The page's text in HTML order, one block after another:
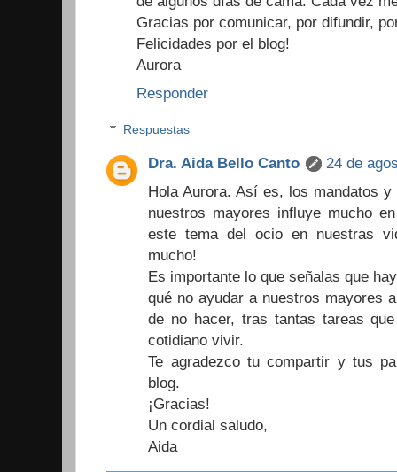
Gracias por comunicar, por difundir,
Felicidades por el blog!
Aurora
Responder
Respuestas
Dra. Aida Bello Canto
24 de
Hola Aurora. Así es, los mandatos
nuestros mayores influye mucho
este tema del ocio en nuestras
mucho!
Es importante lo que señalas que
qué no ayudar a nuestros mayores
de no hacer, tras tantas tareas
cotidiano vivir.
Te agradezco tu compartir y tus
blog.
¡Gracias!
Un cordial saludo,
Aida